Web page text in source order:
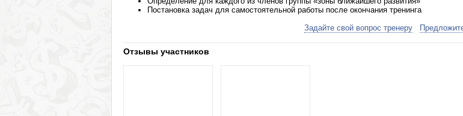
Постановка задач для самостоятельной работы после окончания тренинга
Задайте свой вопрос тренеру
Отзывы участников